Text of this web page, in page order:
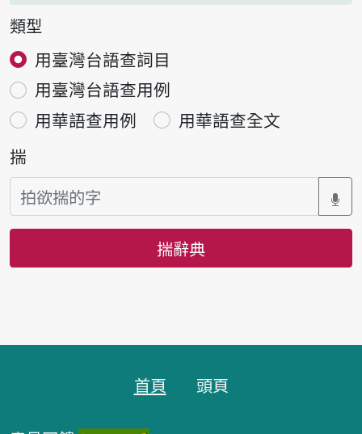
類型
用臺灣台語查詞目
用臺灣台語查用例
用華語查用例
用華語查全文
揣
揣辭典
首頁 頭頁